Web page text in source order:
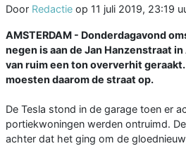
Door Redactie op 11 juli 2019, 23:19
AMSTERDAM - Donderdagavond
negen is aan de Jan Hanzenstraat
van ruim een ton oververhit
moesten daarom de straat op.
De Tesla stond in de garage toen er
portiekwoningen werden ontruimd.
achter dat het ging om de